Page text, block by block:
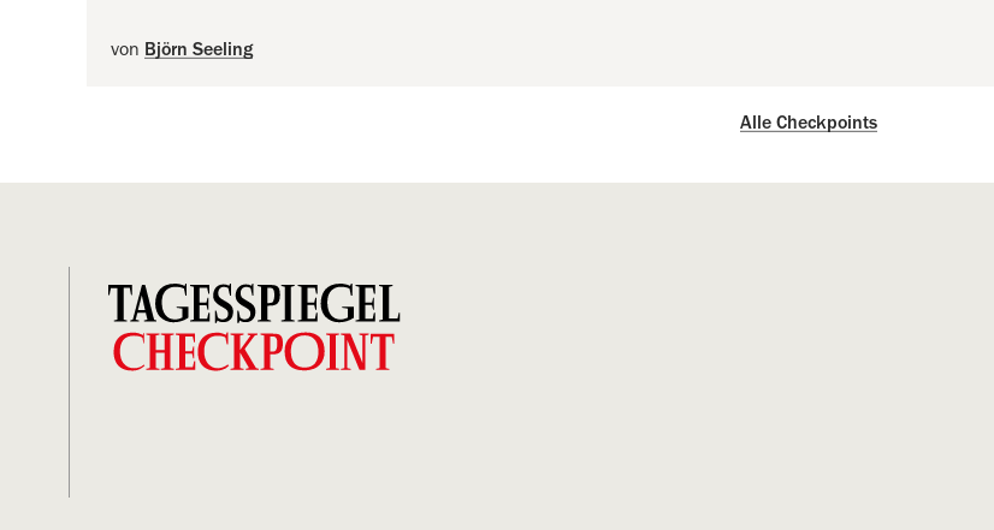
von Björn Seeling
Alle Checkpoints